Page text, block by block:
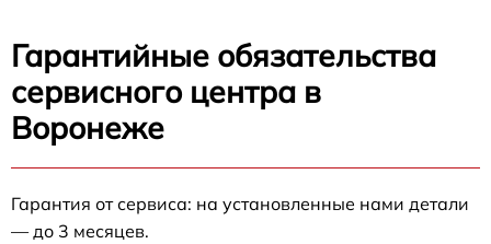
Гарантийные обязательства
сервисного центра в
Воронеже
Гарантия от сервиса: на установленные нами детали
— до 3 месяцев.